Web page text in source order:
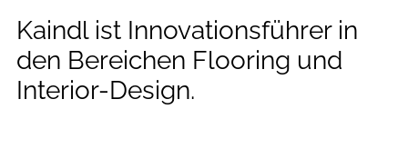
Kaindl ist Innovationsführer in
den Bereichen Flooring und
Interior-Design.